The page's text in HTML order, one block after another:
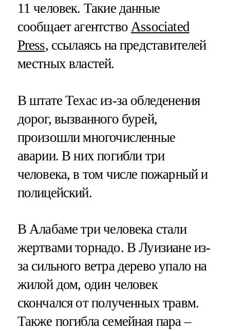
11 человек. Такие данные
сообщает агентствоAssociated
Press, ссылаясь на представителей
местных властей.
В штате Техас из-за обледенения
дорог, вызванного бурей,
произошли многочисленные
аварии. В них погибли три
человека, в том числе пожарный и
полицейский.
В Алабаме три человека стали
жертвами торнадо. В Луизиане из-
за сильного ветра дерево упало на
жилой дом, один человек
скончался от полученных травм.
Также погибла семейная пара –